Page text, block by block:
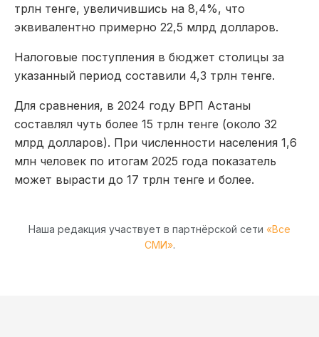
трлн тенге, увеличившись на 8,4%, что
эквивалентно примерно 22,5 млрд долларов.
Налоговые поступления в бюджет столицы за
указанный период составили 4,3 трлн тенге.
Для сравнения, в 2024 году ВРП Астаны
составлял чуть более 15 трлн тенге (около 32
млрд долларов). При численности населения 1,6
млн человек по итогам 2025 года показатель
может вырасти до 17 трлн тенге и более.
Наша редакция участвует в партнёрской сети «Все
СМИ».